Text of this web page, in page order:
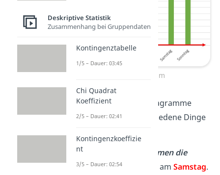
Säulendiagramm
Du kannst auch Säulendiagramme
auswerten und so verschiedene Dinge
An welchem Tag kommen die
meisten Besucher?
→ am Samstag.
Deskriptive Statistik
Zusammenhang bei Gruppendaten
Kontingenztabelle
1/5 – Dauer: 03:45
Chi Quadrat
Koeffizient
2/5 – Dauer: 02:41
Kontingenzkoeffizie
nt
3/5 – Dauer: 02:54